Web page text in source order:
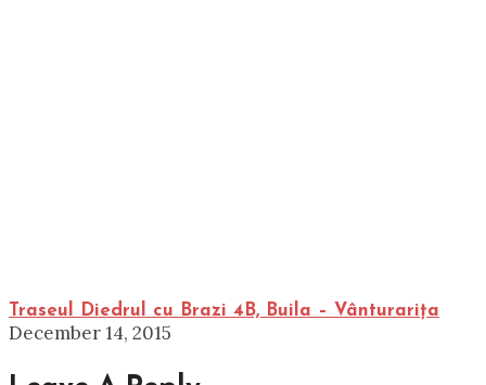
Traseul Diedrul cu Brazi 4B, Buila – Vânturarița
December 14, 2015